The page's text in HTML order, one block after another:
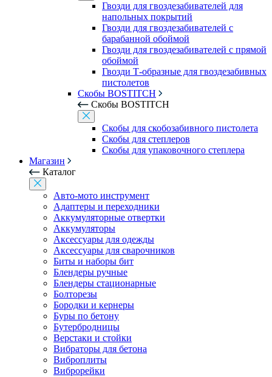
Гвозди для гвоздезабивателей для
напольных покрытий
Гвозди для гвоздезабивателей с
барабанной обоймой
Гвозди для гвоздезабивателей с прямой
обоймой
Гвозди Т-образные для гвоздезабивных
пистолетов
Скобы BOSTITCH
Скобы BOSTITCH
Скобы для скобозабивного пистолета
Скобы для степлеров
Скобы для упаковочного степлера
Магазин
Каталог
Авто-мото инструмент
Адаптеры и переходники
Аккумуляторные отвертки
Аккумуляторы
Аксессуары для одежды
Аксессуары для сварочников
Биты и наборы бит
Блендеры ручные
Блендеры стационарные
Болторезы
Бородки и кернеры
Буры по бетону
Бутербродницы
Верстаки и стойки
Вибраторы для бетона
Виброплиты
Виброрейки